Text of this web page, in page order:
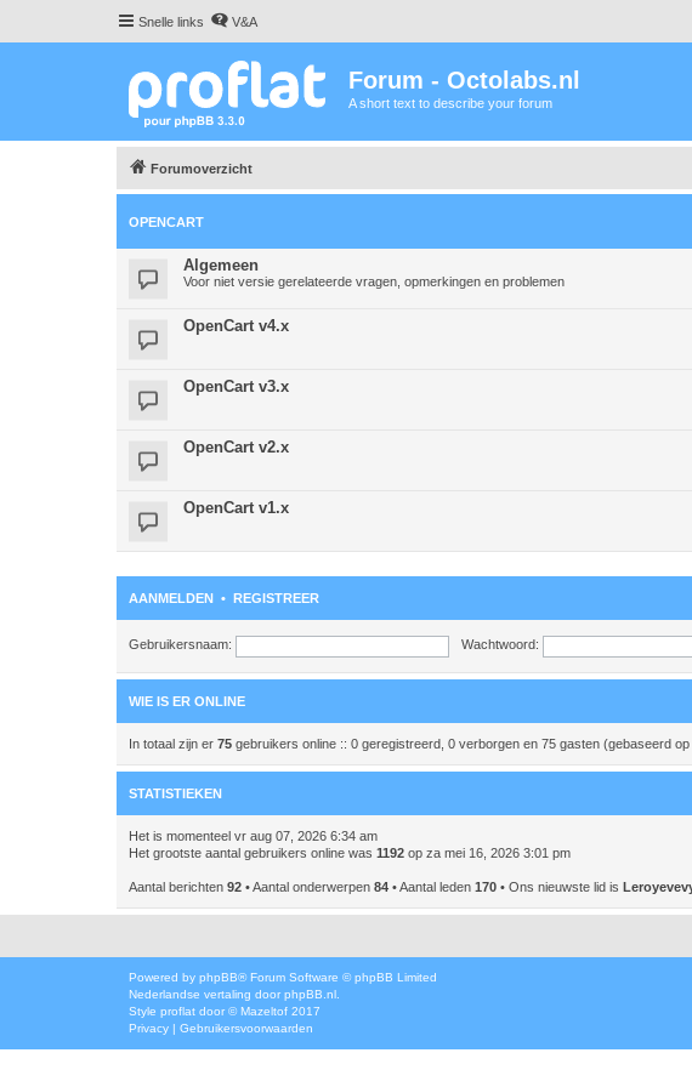
Snelle links V&A
Forum - Octolabs.nl
A short text to describe your forum
Forumoverzicht
OPENCART
Algemeen
Voor niet versie gerelateerde vragen, opmerkingen en problemen
OpenCart v4.x
OpenCart v3.x
OpenCart v2.x
OpenCart v1.x
AANMELDEN • REGISTREER
Gebruikersnaam: Wachtwoord:
WIE IS ER ONLINE
In totaal zijn er 75 gebruikers online :: 0 geregistreerd, 0 verborgen en 75 gasten (gebaseerd
STATISTIEKEN
Het is momenteel vr aug 07, 2026 6:34 am
Het grootste aantal gebruikers online was 1192 op za mei 16, 2026 3:01 pm
Aantal berichten 92 • Aantal onderwerpen 84 • Aantal leden 170 • Ons nieuwste lid is
Powered by phpBB® Forum Software © phpBB Limited
Nederlandse vertaling door phpBB.nl
Style proflat door ©Mazeltof 2017
Privacy | Gebruikersvoorwaarden